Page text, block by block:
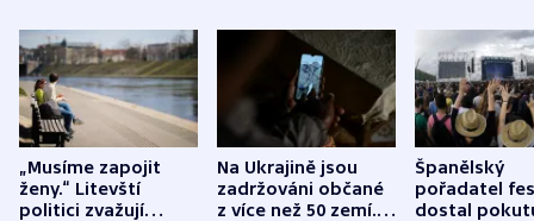
„Musíme zapojit
ženy.“ Litevští
politici zvažují
Na Ukrajině jsou
zadržováni občané
z více než 50 zemí.
Španělský
pořadatel
dostal